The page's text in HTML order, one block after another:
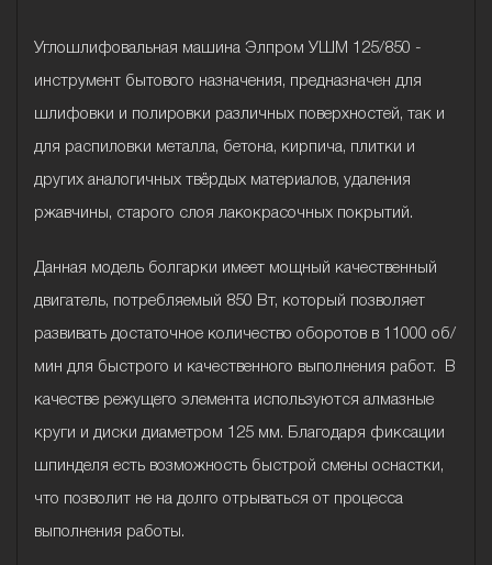
Углошлифовальная машина Элпром УШМ 125/850 -
инструмент бытового назначения, предназначен для
шлифовки и полировки различных поверхностей, так и
для распиловки металла, бетона, кирпича, плитки и
других аналогичных твёрдых материалов, удаления
ржавчины, старого слоя лакокрасочных покрытий.
Данная модель болгарки имеет мощный качественный
двигатель, потребляемый 850 Вт, который позволяет
развивать достаточное количество оборотов в 11000 об/
мин для быстрого и качественного выполнения работ. В
качестве режущего элемента используются алмазные
круги и диски диаметром 125 мм. Благодаря фиксации
шпинделя есть возможность быстрой смены оснастки,
что позволит не на долго отрываться от процесса
выполнения работы.